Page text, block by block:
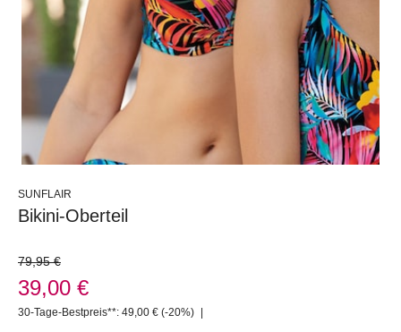
SUNFLAIR
Bikini-Oberteil
79,95 €
39,00 €
30-Tage-Bestpreis**: 49,00 € (-20%) |